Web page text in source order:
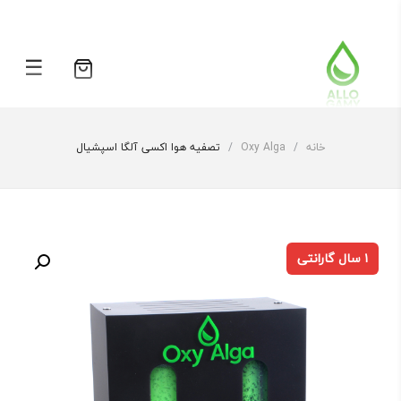
☰
خانه /
Oxy Alga
/ تصفیه هوا اکسی آلگا اسپشیال
۱ سال گارانتی